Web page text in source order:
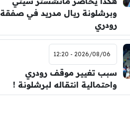
وبرشلونة ريال مدريد في صفقة
رودري
2026/08/06 - 12:20
سبب تغيير موقف رودري
واحتمالية انتقاله لبرشلونة !